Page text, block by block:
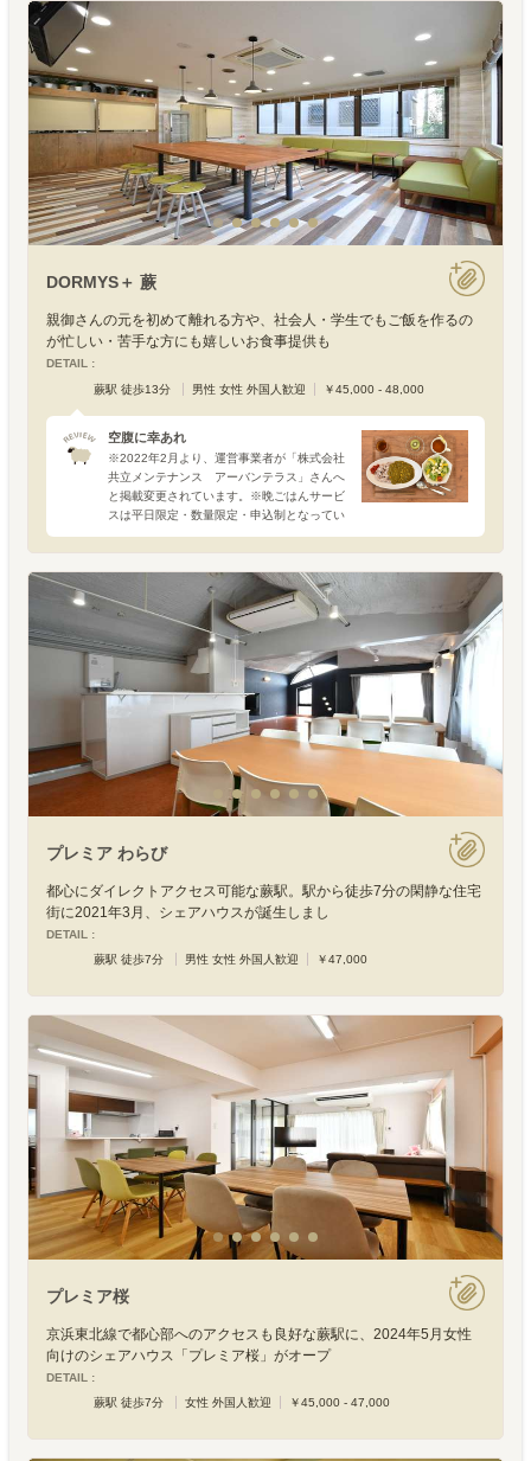
DORMYS＋ 蕨
親御さんの元を初めて離れる方や、社会人・学生でもご飯を作るの
が忙しい・苦手な方にも嬉しいお食事提供も
DETAIL :
蕨駅 徒歩13分
男性 女性 外国人歓迎 ￥45,000 - 48,000
空腹に幸あれ
※2022年2月より、運営事業者が「株式会社
共立メンテナンス アーバンテラス」さんへ
と掲載変更されています。※晩ごはんサービ
スは平日限定・数量限定・申込制となってい
はん！もちろん、それができるなら理想的。
でも、現実にはな
プレミア わらび
都心にダイレクトアクセス可能な蕨駅。駅から徒歩7分の閑静な住宅
街に2021年3月、シェアハウスが誕生しまし
DETAIL :
蕨駅 徒歩7分
男性 女性 外国人歓迎 ￥47,000
プレミア桜
京浜東北線で都心部へのアクセスも良好な蕨駅に、2024年5月女性
向けのシェアハウス「プレミア桜」がオープ
DETAIL :
蕨駅 徒歩7分
女性 外国人歓迎 ￥45,000 - 47,000